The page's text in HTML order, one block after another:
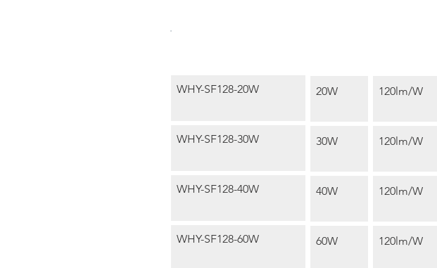
WHY-SF128-20W
WHY-SF128-30W
WHY-SF128-40W
WHY-SF128-60W
20W
30W
40W
60W
120lm/W
120lm/W
120lm/W
120lm/W